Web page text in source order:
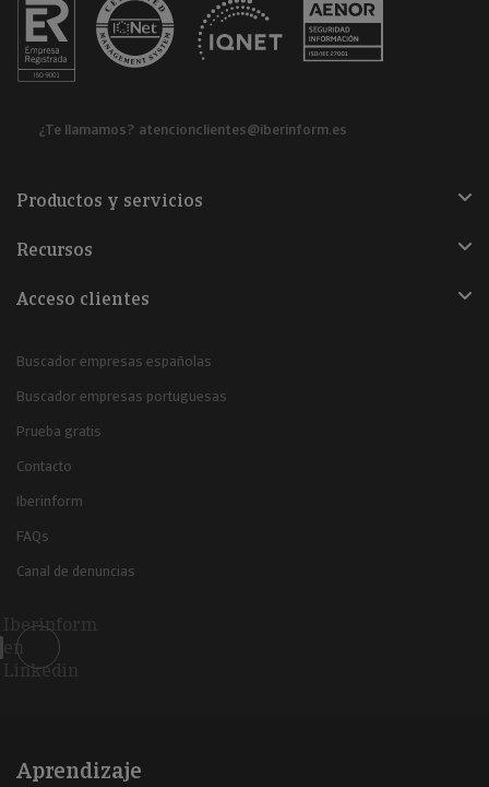
¿Te llamamos? atencionclientes@iberinform.es
Productos y servicios
Recursos
Acceso clientes
Buscador empresas españolas
Buscador empresas portuguesas
Prueba gratis
Contacto
Iberinform
FAQs
Canal de denuncias
Iberinform
en
Linkedin
Aprendizaje